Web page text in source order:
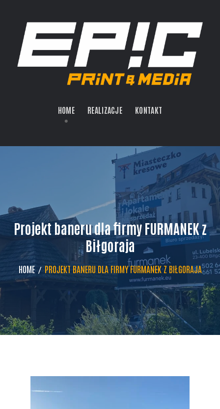
HOME REALIZACJE KONTAKT
Projekt baneru dla firmy FURMANEK z
Biłgoraja
HOME PROJEKT BANERU DLA FIRMY FURMANEK Z BIŁGORAJA